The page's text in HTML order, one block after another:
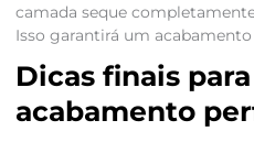
camada seque
Isso garantirá um
Dicas finais
acabamento